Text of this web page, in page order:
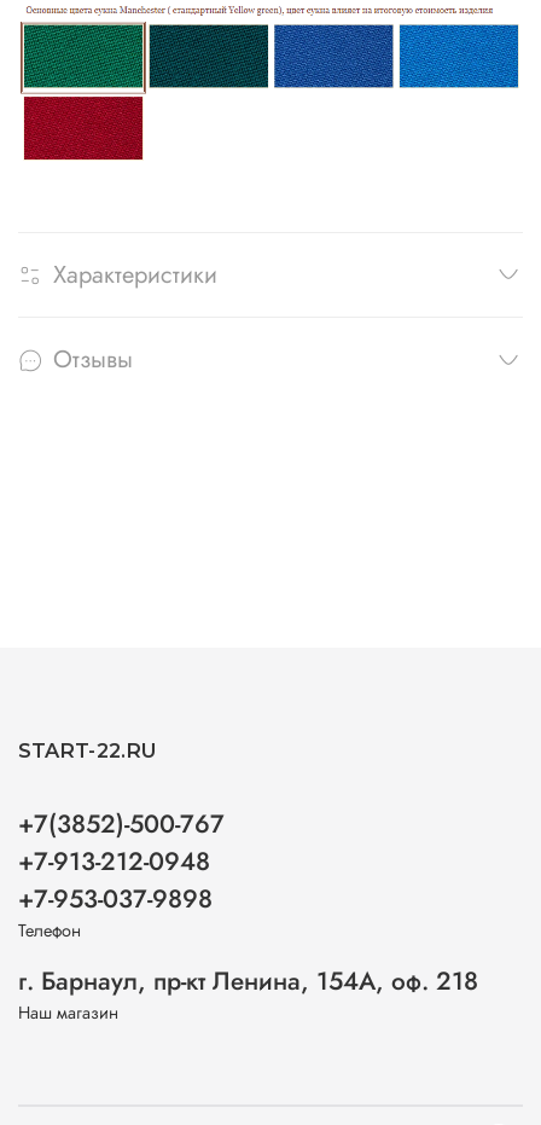
Характеристики
Отзывы
START-22.RU
+7(3852)-500-767
+7-913-212-0948
+7-953-037-9898
Телефон
г. Барнаул, пр-кт Ленина, 154А, оф. 218
Наш магазин